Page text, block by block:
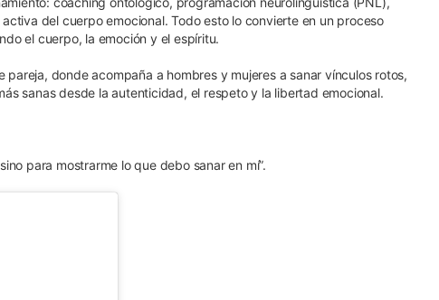
del cuerpo emocional. Todo esto lo convierte en un proceso
el cuerpo, la emoción y el espíritu.
donde acompaña a hombres y mujeres a sanar vínculos rotos,
sanas desde la autenticidad, el respeto y la libertad emocional.
para mostrarme lo que debo sanar en mí”.